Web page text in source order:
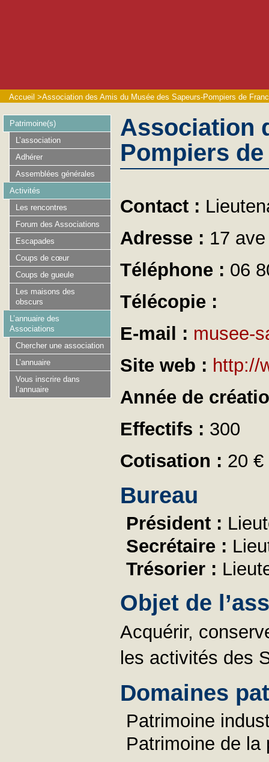
Accueil >Association des Amis du Musée des Sapeurs-Pompiers de
Association
Pompiers
Contact :
Adresse : 17
Téléphone : 06
Télécopie :
E-mail : musee-
Site web : http://
Année de
Effectifs : 300
Cotisation : 20 €
Bureau
Président :
Secrétaire :
Trésorier :
Objet de
Acquérir,
les activités des
Domaines
Patrimoine
Patrimoine de la
Patrimoine(s)
L’association
Adhérer
Assemblées générales
Activités
Les rencontres
Forum des Associations
Escapades
Coups de cœur
Coups de gueule
Les maisons des
obscurs
L’annuaire des
Associations
Chercher une association
L’annuaire
Vous inscrire dans
l’annuaire